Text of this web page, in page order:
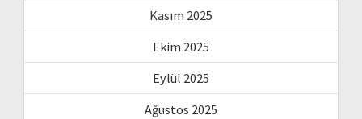
Kasım 2025
Ekim 2025
Eylül 2025
Ağustos 2025